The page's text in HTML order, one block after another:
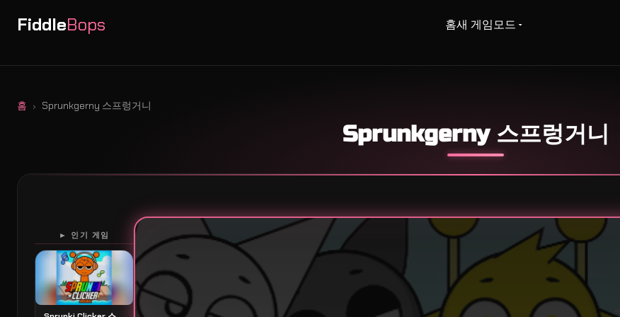
FiddleBops 홈새 게임모드
홈 Sprunkgerny 스프렁거니
Sprunkgerny 스프렁거니
► 인기 게임